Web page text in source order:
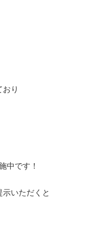
り
中です！
いただくと